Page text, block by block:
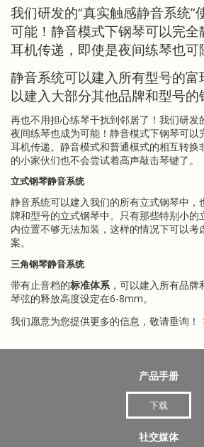
我们研发的“真实触感静音系统”
可能！静音模式下钢琴可以完
耳机传递，即使是夜间练琴也可
静音系统可以建入所有型号的
以建入大部分其他品牌和型号的
再也不用担心练琴干扰到邻居了！我们研发
夜间练琴也成为可能！静音模式下钢琴可以
耳机传递。静音模式和普通模式的相互转换
的小家伙们也不会尝试着高声敲击琴键了。
立式钢琴静音系统
静音系统可以建入我们的所有立式钢琴中，
牌和型号的立式钢琴中。只有那些特别小的
内位置不够无法加装，这样的情况下可以考
案。
三角钢琴静音系统
带有止音档的标准体系 ，可以建入所有品牌
琴弦的释放高度设定在6-8mm。
我们愿意为您提供更多的信息，敬请垂询！
产品手册
下载
社交媒体